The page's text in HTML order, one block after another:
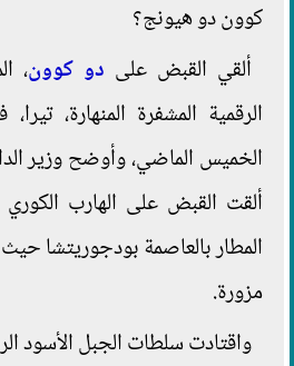
كوون دو هيونج؟
ألقي القبض على دو كوون،
الرقمية المشفرة المنهارة،
الخميس الماضي، وأوضح وزير
المطار بالعاصمة بودجوريتشا
مزورة.
واقتادت سلطات الجبل الأسود